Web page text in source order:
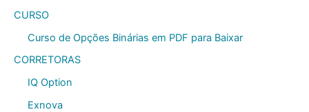
CURSO
Curso de Opções Binárias em PDF para Baixar
CORRETORAS
IQ Option
Exnova